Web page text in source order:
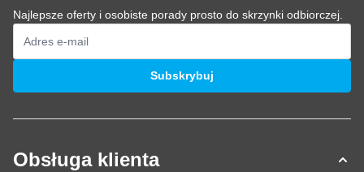
Najlepsze oferty i osobiste porady prosto do skrzynki odbiorczej.
Adres e-mail
Subskrybuj
Obsługa klienta